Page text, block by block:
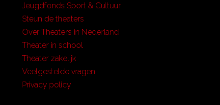
Jeugdfonds Sport & Cultuur
Steun de theaters
Over Theaters in Nederland
Theater in school
Theater zakelijk
Veelgestelde vragen
Privacy policy